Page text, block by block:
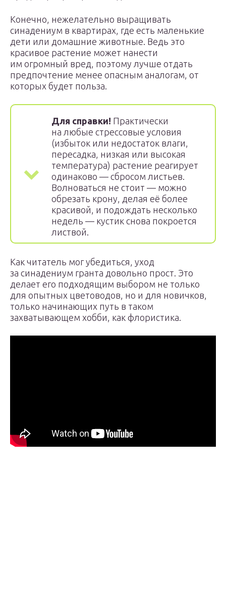
Конечно, нежелательно выращивать
синадениум в квартирах, где есть маленькие
дети или домашние животные. Ведь это
красивое растение может нанести
им огромный вред, поэтому лучше отдать
предпочтение менее опасным аналогам, от
которых будет польза.
Для справки! Практически
на любые стрессовые условия
(избыток или недостаток влаги,
пересадка, низкая или высокая
температура) растение реагирует
одинаково — сбросом листьев.
Волноваться не стоит — можно
обрезать крону, делая её более
красивой, и подождать несколько
недель — кустик снова покроется
листвой.
Как читатель мог убедиться, уход
за синадениум гранта довольно прост. Это
делает его подходящим выбором не только
для опытных цветоводов, но и для новичков,
только начинающих путь в таком
захватывающем хобби, как флористика.